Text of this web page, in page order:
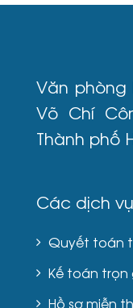
Văn phòng
Võ Chí
Thành phố
Các dịch
Quyết toán
Kế toán trọn
Hồ sơ miễn